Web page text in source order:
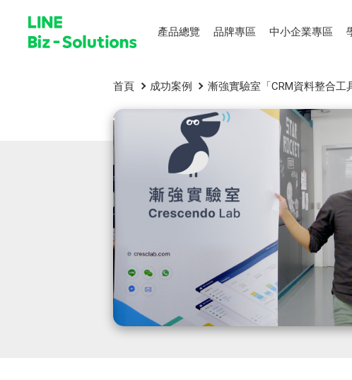
產品總覽 品牌專區 中小企業專區
首頁 成功案例 漸強實驗室「CRM資料整合工